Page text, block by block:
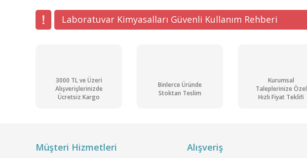
Laboratuvar Kimyasalları Güvenli Kullanım Rehberi
3000 TL ve Üzeri
Alışverişlerinizde
Ücretsiz Kargo
Binlerce Üründe
Stoktan Teslim
Kurumsal
Taleplerinize Özel
Hızlı Fiyat Teklifi
Müşteri Hizmetleri Alışveriş